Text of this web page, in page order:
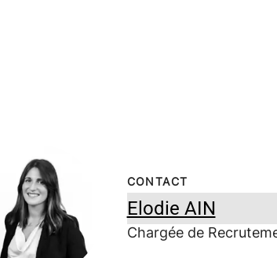
CONTACT
Elodie AIN
Chargée de